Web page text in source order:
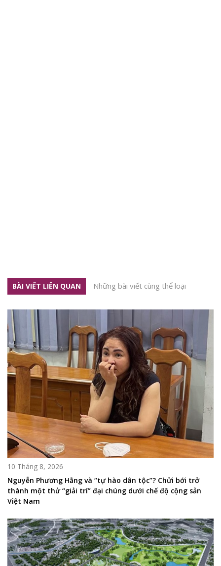
BÀI VIẾT LIÊN QUAN Những bài viết cùng thể loại
10 Tháng 8, 2026
Nguyễn Phương Hằng và “tự hào dân tộc”? Chửi bới trở
thành một thử “giải trí” đại chúng dưới chế độ cộng sản
Việt Nam